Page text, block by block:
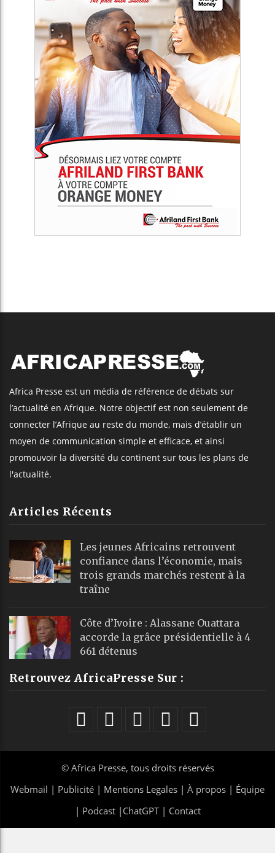
Africa Presse est un média de référence de débats sur
l’actualité en Afrique. Notre objectif est non seulement de
connecter l’Afrique au reste du monde, mais d’établir un
moyen de communication simple et efficace, et ainsi
promouvoir la diversité du continent sur tous les plans de
l'actualité.
Articles Récents
Les jeunes Africains retrouvent
confiance dans l’économie, mais
trois grands marchés restent à la
traîne
Côte d’Ivoire : Alassane Ouattara
accorde la grâce présidentielle à 4
661 détenus
Retrouvez AfricaPresse Sur :
© Africa Presse, tous droits réservés
Webmail | Publicité | Mentions Legales | À propos | Équipe
| Podcast| ChatGPT| Contact